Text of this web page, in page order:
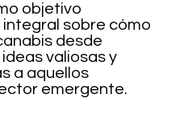
objetivo
sobre cómo
desde
valiosas y
a aquellos
emergente.